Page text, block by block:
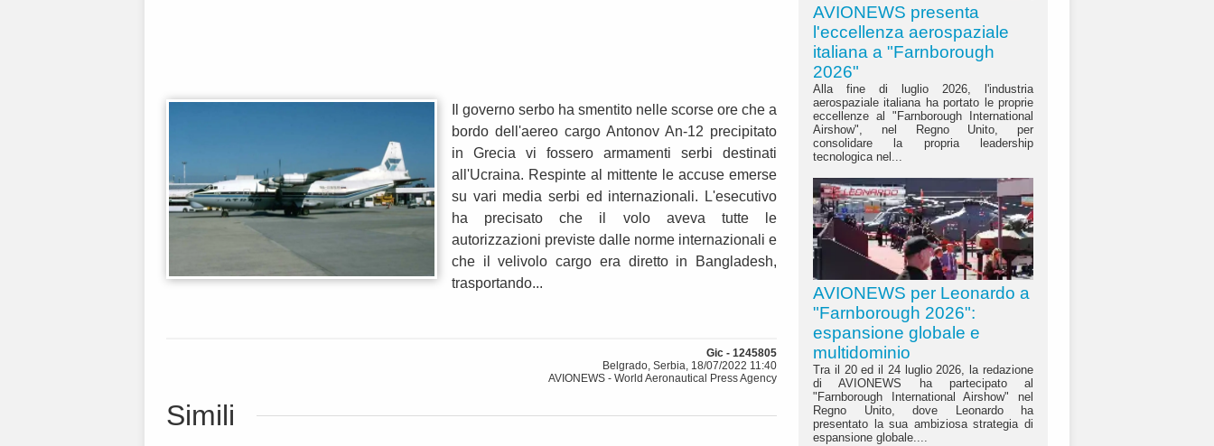
Il governo serbo ha smentito nelle scorse ore che a
bordo dell'aereo cargo Antonov An-12 precipitato
in Grecia vi fossero armamenti serbi destinati
all'Ucraina. Respinte al mittente le accuse emerse
su vari media serbi ed internazionali. L'esecutivo
ha precisato che il volo aveva tutte le
autorizzazioni previste dalle norme internazionali e
che il velivolo cargo era diretto in Bangladesh,
trasportando...
Gic - 1245805
Belgrado, Serbia, 18/07/2022 11:40
AVIONEWS - World Aeronautical Press Agency
Simili
AVIONEWS presenta
l'eccellenza aerospaziale
italiana a "Farnborough
2026"
Alla fine di luglio 2026, l'industria
aerospaziale italiana ha portato le proprie
eccellenze al "Farnborough International
Airshow", nel Regno Unito, per
consolidare la propria leadership
tecnologica nel...
AVIONEWS per Leonardo a
"Farnborough 2026":
espansione globale e
multidominio
Tra il 20 ed il 24 luglio 2026, la redazione
di AVIONEWS ha partecipato al
"Farnborough International Airshow" nel
Regno Unito, dove Leonardo ha
presentato la sua ambiziosa strategia di
espansione globale....